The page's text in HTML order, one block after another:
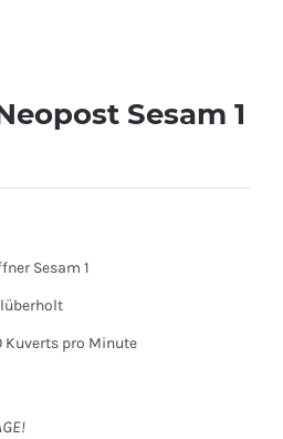
Sesam 1
Sesam 1
pro Minute